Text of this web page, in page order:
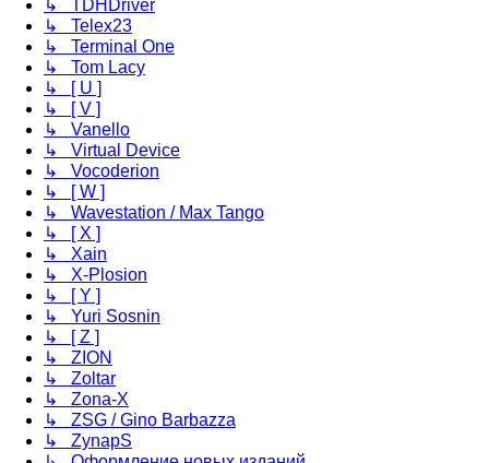
↳ TDHDriver
↳ Telex23
↳ Terminal One
↳ Tom Lacy
↳ [ U ]
↳ [ V ]
↳ Vanello
↳ Virtual Device
↳ Vocoderion
↳ [ W ]
↳ Wavestation / Max Tango
↳ [ X ]
↳ Xain
↳ X-Plosion
↳ [ Y ]
↳ Yuri Sosnin
↳ [ Z ]
↳ ZION
↳ Zoltar
↳ Zona-X
↳ ZSG / Gino Barbazza
↳ ZynapS